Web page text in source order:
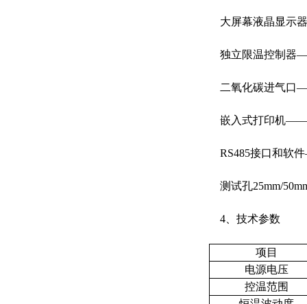
大屏幕液晶
独立限温控
二氧化碳进
嵌入式打印
RS485接口
测试孔25mm/
4、技术参数
项目
电源电压
控温范围